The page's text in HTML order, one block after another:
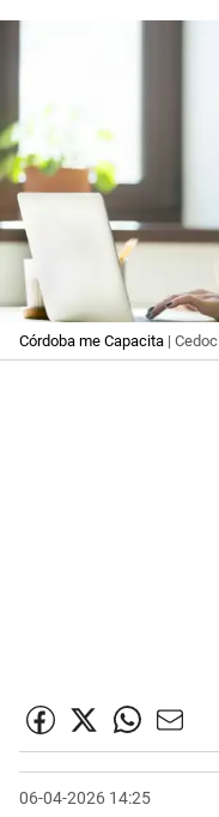
Córdoba me Capacita | Cedoc
06-04-2026 14:25